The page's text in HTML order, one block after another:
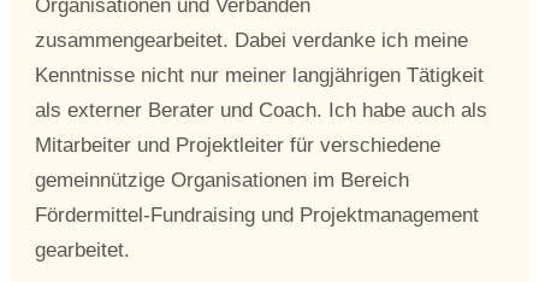
Organisationen und Verbänden
zusammengearbeitet. Dabei verdanke ich meine
Kenntnisse nicht nur meiner langjährigen Tätigkeit
als externer Berater und Coach. Ich habe auch als
Mitarbeiter und Projektleiter für verschiedene
gemeinnützige Organisationen im Bereich
Fördermittel-Fundraising und Projektmanagement
gearbeitet.